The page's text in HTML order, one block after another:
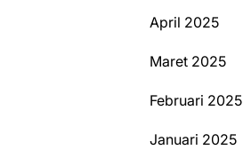
April 2025
Maret 2025
Februari 2025
Januari 2025